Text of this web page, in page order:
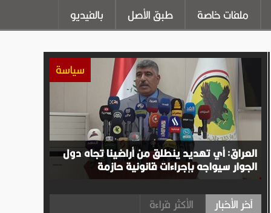
ملفات خاصة طبق الأصل بالفيديو
سياسة
العراق: أي تهديد ينطلق من أراضينا تجاه دول
الجوار سيواجه بإجراءات قانونية حازمة
آخر الأخبار الأكثر قراءة